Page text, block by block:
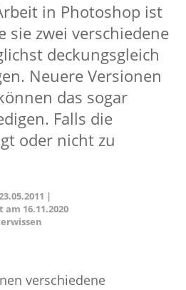
in Photoshop ist
sie zwei verschiedene
deckungsgleich
Neuere Versionen
das sogar
Falls die
oder nicht zu
|
am 16.11.2020
verschiedene